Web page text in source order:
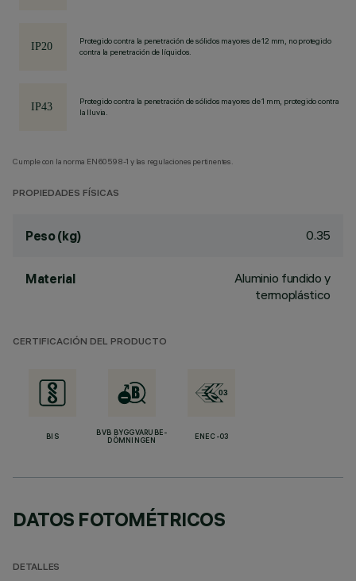
Protegido contra la penetración de sólidos mayores de 12 mm, no protegido
contra la penetración de líquidos.
Protegido contra la penetración de sólidos mayores de 1 mm, protegido contra
la lluvia.
Cumple con la norma EN60598-1 y las regulaciones pertinentes.
PROPIEDADES FÍSICAS
Peso (kg) 0.35
Material
Aluminio fundido y
termoplástico
CERTIFICACIÓN DEL PRODUCTO
BIS
BVB BYGGVARUBE-
DÖMNINGEN
ENEC-03
DATOS FOTOMÉTRICOS
DETALLES